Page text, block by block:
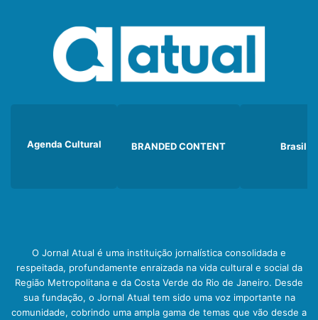
Agenda Cultural BRANDED CONTENT Brasil
O Jornal Atual é uma instituição jornalística consolidada e
respeitada, profundamente enraizada na vida cultural e social da
Região Metropolitana e da Costa Verde do Rio de Janeiro. Desde
sua fundação, o Jornal Atual tem sido uma voz importante na
comunidade, cobrindo uma ampla gama de temas que vão desde a